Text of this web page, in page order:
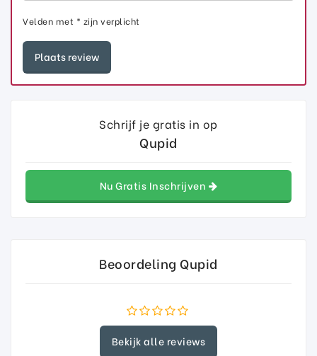
Velden met * zijn verplicht
Schrijf je gratis in op
Qupid
Nu Gratis Inschrijven
Beoordeling Qupid
Bekijk alle reviews